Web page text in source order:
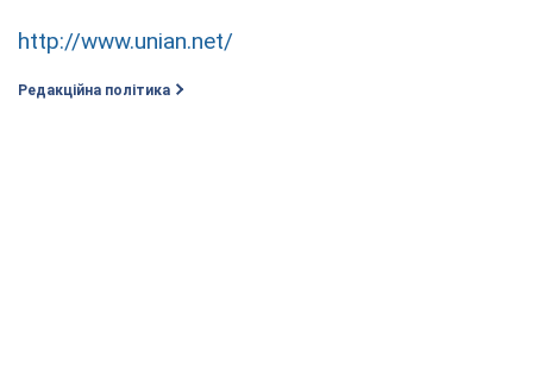
http://www.unian.net/
Редакційна політика